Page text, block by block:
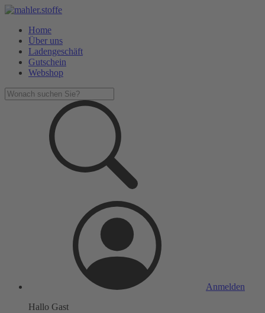
Home
Über uns
Ladengeschäft
Gutschein
Webshop
Anmelden
Hallo Gast